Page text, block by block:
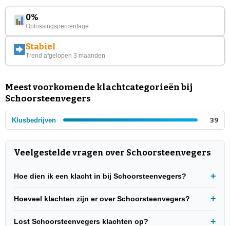
0%
Oplossingspercentage
Stabiel
Trend afgelopen 3 maanden
Meest voorkomende klachtcategorieën bij
Schoorsteenvegers
Klusbedrijven 39
Veelgestelde vragen over Schoorsteenvegers
Hoe dien ik een klacht in bij Schoorsteenvegers?
Hoeveel klachten zijn er over Schoorsteenvegers?
Lost Schoorsteenvegers klachten op?